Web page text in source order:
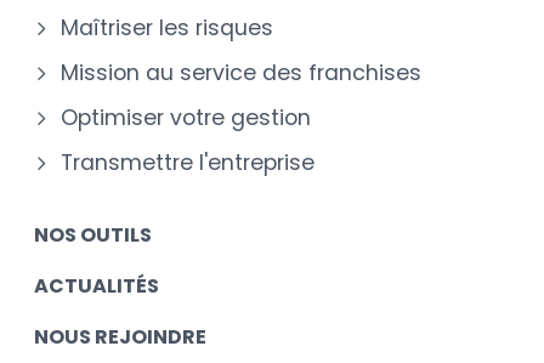
Maîtriser les risques
Mission au service des franchises
Optimiser votre gestion
Transmettre l'entreprise
NOS OUTILS
ACTUALITÉS
NOUS REJOINDRE